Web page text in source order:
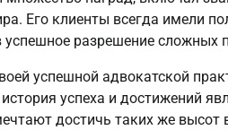
Его клиенты всегда имели
успешное разрешение сложных
успешной адвокатской
успеха и достижений
достичь таких же высот